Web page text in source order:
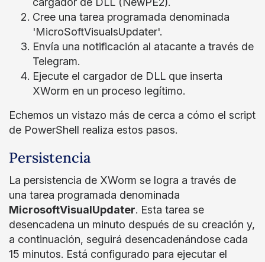
Cree una tarea programada denominada
'MicroSoftVisualsUpdater'.
Envía una notificación al atacante a través de
Telegram.
Ejecute el cargador de DLL que inserta
XWorm en un proceso legítimo.
Echemos un vistazo más de cerca a cómo el script
de PowerShell realiza estos pasos.
Persistencia
La persistencia de XWorm se logra a través de
una tarea programada denominada
MicrosoftVisualUpdater. Esta tarea se
desencadena un minuto después de su creación y,
a continuación, seguirá desencadenándose cada
15 minutos. Está configurado para ejecutar el